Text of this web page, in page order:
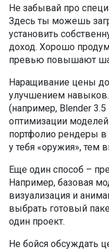
Не забывай про
Здесь ты можешь
установить
доход. Хорошо
превью повышают
Наращивание цены
улучшением
(например, Blender 3.5
оптимизации
портфолио рендеры
у тебя «оружия», тем
Еще один способ –
Например, базовая
визуализация и
выбрать готовый
один проект.
Не бойся обсуждать